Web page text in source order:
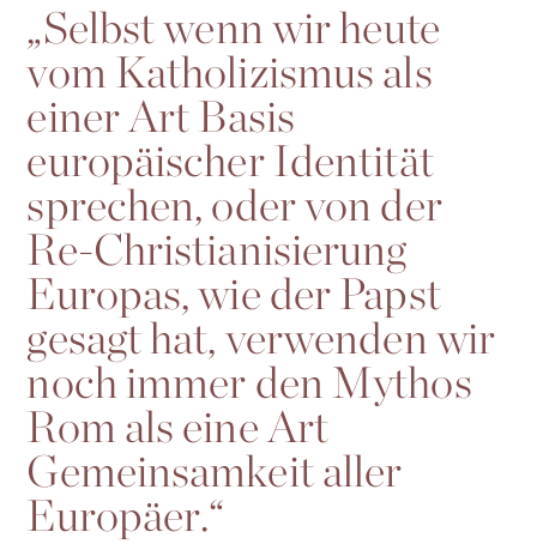
„Selbst wenn wir heute
vom Katholizismus als
einer Art Basis
europäischer Identität
sprechen, oder von der
Re-Christianisierung
Europas, wie der Papst
gesagt hat, verwenden wir
noch immer den Mythos
Rom als eine Art
Gemeinsamkeit aller
Europäer.“